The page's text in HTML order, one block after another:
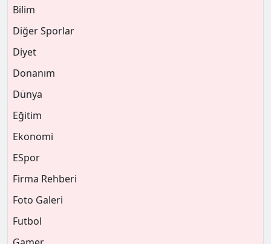
Bilim
Diğer Sporlar
Diyet
Donanım
Dünya
Eğitim
Ekonomi
ESpor
Firma Rehberi
Foto Galeri
Futbol